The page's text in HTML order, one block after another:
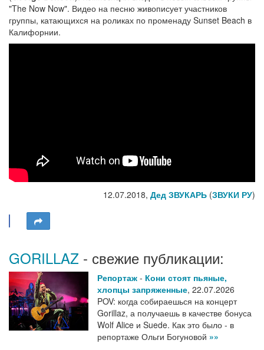
"The Now Now". Видео на песню живописует участников
группы, катающихся на роликах по променаду Sunset Beach в
Калифорнии.
12.07.2018, Дед ЗВУКАРЬ (ЗВУКИ РУ)
GORILLAZ - свежие публикации:
Репортаж - Кони стоят пьяные,
хлопцы запряженные, 22.07.2026
POV: когда собираешься на концерт
Gorillaz, а получаешь в качестве бонуса
Wolf Alice и Suede. Как это было - в
репортаже Ольги Богуновой »»